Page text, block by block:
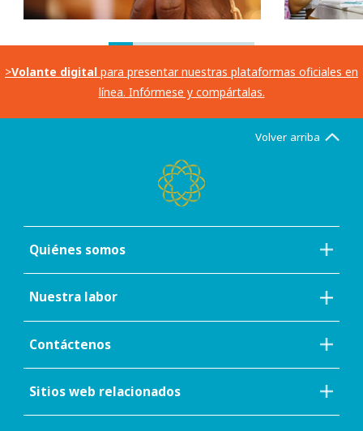
>Volante digital para presentar nuestras plataformas oficiales en
línea. Infórmese y compártalas.
Volver arriba
Quiénes somos
Nuestra labor
Contáctenos
Sitios web relacionados